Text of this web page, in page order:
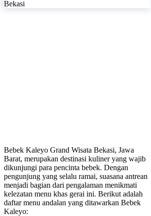
Bebek Kaleyo Grand Wisata Bekasi, Jawa
Barat, merupakan destinasi kuliner yang wajib
dikunjungi para pencinta bebek. Dengan
pengunjung yang selalu ramai, suasana antrean
menjadi bagian dari pengalaman menikmati
kelezatan menu khas gerai ini. Berikut adalah
daftar menu andalan yang ditawarkan Bebek
Kaleyo: